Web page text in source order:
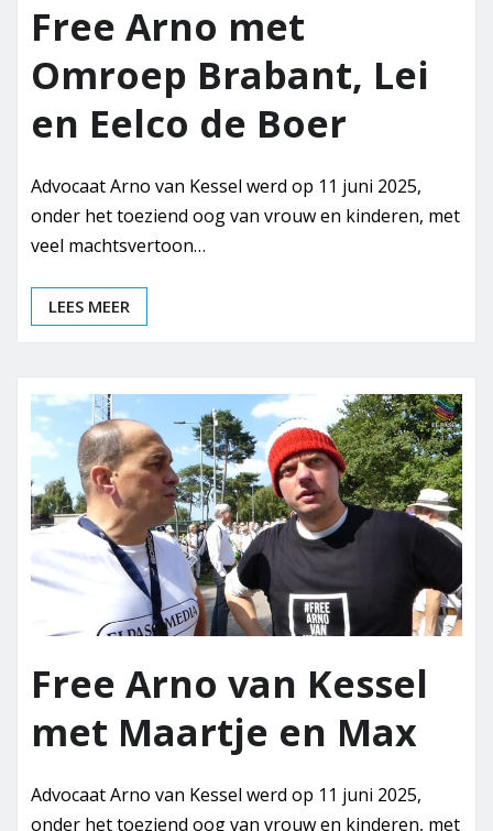
Free Arno met
Omroep Brabant, Lei
en Eelco de Boer
Advocaat Arno van Kessel werd op 11 juni 2025,
onder het toeziend oog van vrouw en kinderen, met
veel machtsvertoon…
LEES MEER
Free Arno van Kessel
met Maartje en Max
Advocaat Arno van Kessel werd op 11 juni 2025,
onder het toeziend oog van vrouw en kinderen, met